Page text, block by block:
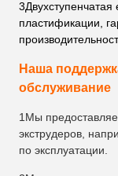
пластификации,
Наша
обслуживание
1Мы
экструдеров,
по эксплуатации.